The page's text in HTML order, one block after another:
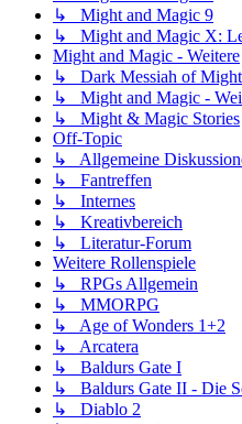
↳ Might and Magic 9
↳ Might and Magic X:
Might and Magic - Weitere
↳ Dark Messiah of
↳ Might and Magic -
↳ Might & Magic Stories
Off-Topic
↳ Allgemeine
↳ Fantreffen
↳ Internes
↳ Kreativbereich
↳ Literatur-Forum
Weitere Rollenspiele
↳ RPGs Allgemein
↳ MMORPG
↳ Age of Wonders 1+2
↳ Arcatera
↳ Baldurs Gate I
↳ Baldurs Gate II - Die
↳ Diablo 2